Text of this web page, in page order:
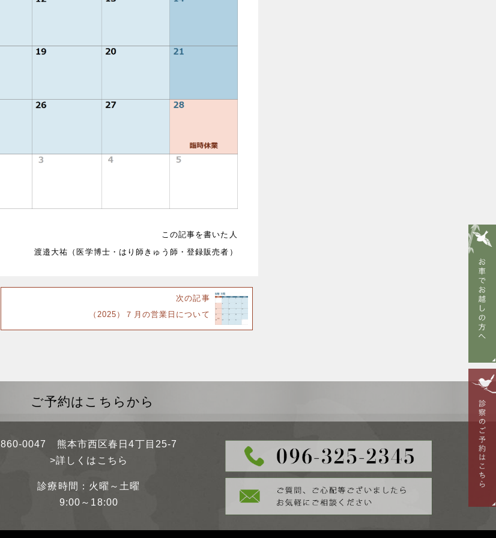
この記事を書いた人
渡邉大祐（医学博士・はり師きゅう師・登録販売者）
次の記事
（2025）７月の営業日について
ご予約はこちらから
860-0047 熊本市西区春日4丁目25-7
>詳しくはこちら
診療時間：火曜～土曜
9:00～18:00